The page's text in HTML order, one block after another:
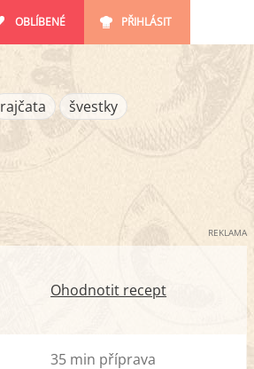
OBLÍBENÉ PŘIHLÁSIT
rajčata
švestky
REKLAMA
Ohodnotit recept
35 min příprava